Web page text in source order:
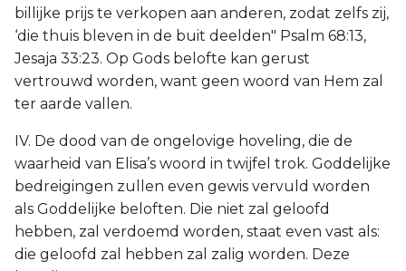
billijke prijs te verkopen aan anderen, zodat zelfs zij,
‘die thuis bleven in de buit deelden" Psalm 68:13,
Jesaja 33:23. Op Gods belofte kan gerust
vertrouwd worden, want geen woord van Hem zal
ter aarde vallen.
IV. De dood van de ongelovige hoveling, die de
waarheid van Elisa’s woord in twijfel trok. Goddelijke
bedreigingen zullen even gewis vervuld worden
als Goddelijke beloften. Die niet zal geloofd
hebben, zal verdoemd worden, staat even vast als:
die geloofd zal hebben zal zalig worden. Deze